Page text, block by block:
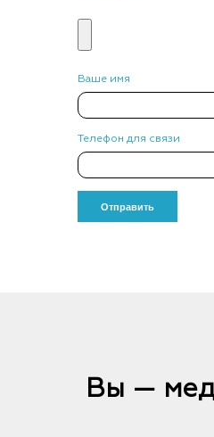
Ваше имя
Телефон для связи
Вы —